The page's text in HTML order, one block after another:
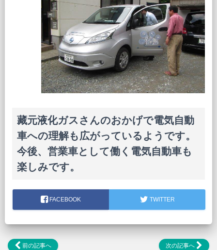
藏元液化ガスさんのおかげで電気自動
車への理解も広がっているようです。
今後、営業車として働く電気自動車も
楽しみです。
FACEBOOK TWITTER
前の記事へ 次の記事へ